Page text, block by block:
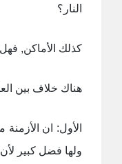
النار؟
كذلك الأماكن,
هناك خلاف بين
الأول: ان
ولها فضل كبير لأن